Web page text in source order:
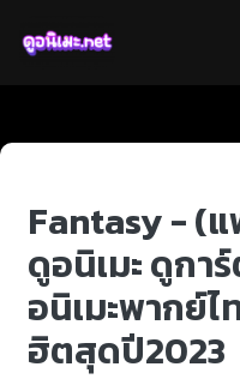
Fantasy - (
ดูอนิเมะ ดูกา
อนิเมะพากย์ไ
ฮิตสุดปี2023